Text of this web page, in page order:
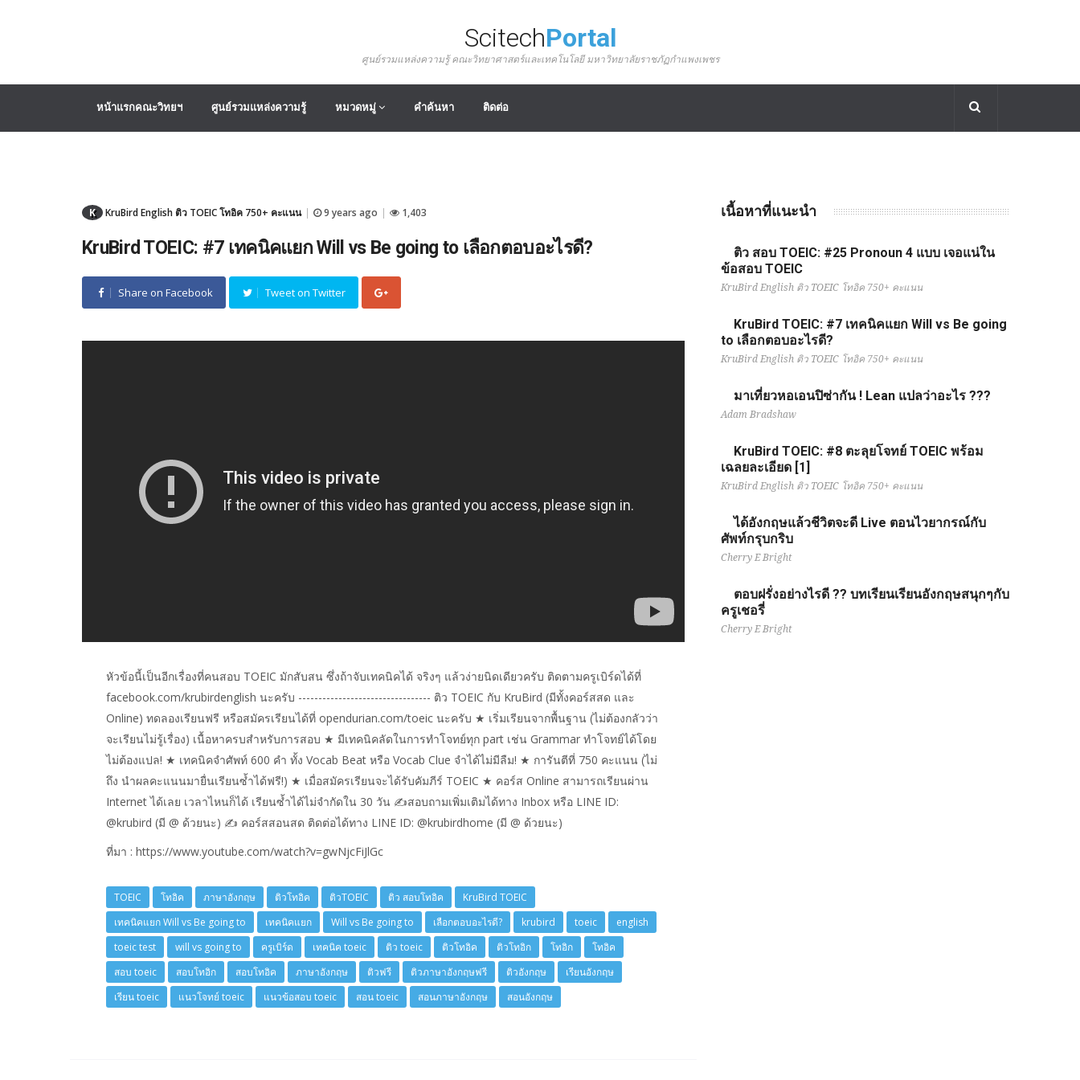
ScitechPortal
ศูนย์รวมแหล่งความรู้ คณะวิทยาศาสตร์และเทคโนโลยี มหาวิทยาลัยราชภัฏกำแพงเพชร
หน้าแรกคณะวิทยฯ ศูนย์รวมแหล่งความรู้ หมวดหมู่ คำค้นหา ติดต่อ
K KruBird English ติว TOEIC โทอิค 750+ คะแนน 9 years ago 1,403
KruBird TOEIC: #7 เทคนิคแยก Will vs Be going to เลือกตอบอะไรดี?
Share on Facebook Tweet on Twitter
หัวข้อนี้เป็นอีกเรื่องที่คนสอบ TOEIC มักสับสน ซึ่งถ้าจับเทคนิคได้ จริงๆ แล้วง่ายนิดเดียวครับ ติดตามครูเบิร์ดได้ที่
facebook.com/krubirdenglish นะครับ --------------------------------- ติว TOEIC กับ KruBird (มีทั้งคอร์สสด และ
Online) ทดลองเรียนฟรี หรือสมัครเรียนได้ที่ opendurian.com/toeic นะครับ ★ เริ่มเรียนจากพื้นฐาน (ไม่ต้องกลัวว่า
จะเรียนไม่รู้เรื่อง) เนื้อหาครบสำหรับการสอบ ★ มีเทคนิคลัดในการทำโจทย์ทุก part เช่น Grammar ทำโจทย์ได้โดย
ไม่ต้องแปล! ★ เทคนิคจำศัพท์ 600 คำ ทั้ง Vocab Beat หรือ Vocab Clue จำได้ไม่มีลืม! ★ การันตีที่ 750 คะแนน (ไม่
ถึง นำผลคะแนนมายื่นเรียนซ้ำได้ฟรี!) ★ เมื่อสมัครเรียนจะได้รับคัมภีร์ TOEIC ★ คอร์ส Online สามารถเรียนผ่าน
Internet ได้เลย เวลาไหนก็ได้ เรียนซ้ำได้ไม่จำกัดใน 30 วัน ✍สอบถามเพิ่มเติมได้ทาง Inbox หรือ LINE ID:
@krubird (มี @ ด้วยนะ) ✍ คอร์สสอนสด ติดต่อได้ทาง LINE ID: @krubirdhome (มี @ ด้วยนะ) ‪
ที่มา : https://www.youtube.com/watch?v=gwNjcFiJlGc
TOEIC โทอิค ภาษาอังกฤษ ติวโทอิค ติวTOEIC ติว สอบโทอิค
KruBird TOEIC
เทคนิคแยก Will vs Be going to
เทคนิคแยก Will vs Be going to เลือกตอบอะไรดี? krubird toeic
english
toeic test
will vs going to ครูเบิร์ด เทคนิค toeic ติว toeic ติวโทอิค ติวโทอิก โทอิก
โทอิค
สอบ toeic
สอบโทอิก สอบโทอิค ภาษาอังกฤษ ติวฟรี ติวภาษาอังกฤษฟรี ติวอังกฤษ
เรียนอังกฤษ
เรียน toeic
แนวโจทย์ toeic แนวข้อสอบ toeic สอน toeic สอนภาษาอังกฤษ สอนอังกฤษ
เนื้อหาที่แนะนำ
ติว สอบ TOEIC: #25 Pronoun 4 แบบ เจอแน่ใน
ข้อสอบ TOEIC
KruBird English ติว TOEIC โทอิค 750+ คะแนน
KruBird TOEIC: #7 เทคนิคแยก Will vs Be going
to เลือกตอบอะไรดี?
KruBird English ติว TOEIC โทอิค 750+ คะแนน
มาเที่ยวหอเอนปิซ่ากัน ! Lean แปลว่าอะไร ???
Adam Bradshaw
KruBird TOEIC: #8 ตะลุยโจทย์ TOEIC พร้อม
เฉลยละเอียด [1]
KruBird English ติว TOEIC โทอิค 750+ คะแนน
ได้อังกฤษแล้วชีวิตจะดี Live ตอนไวยากรณ์กับ
ศัพท์กรุบกริบ
Cherry E Bright
ตอบฝรั่งอย่างไรดี ?? บทเรียนเรียนอังกฤษสนุกๆกับ
ครูเชอรี่
Cherry E Bright